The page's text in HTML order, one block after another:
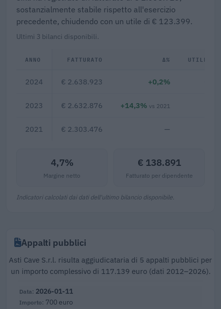
sostanzialmente stabile rispetto all'esercizio
precedente, chiudendo con un utile di € 123.399.
Ultimi 3 bilanci disponibili.
ANNO FATTURATO Δ% UTILE/
2024 € 2.638.923 +0,2%
2023 € 2.632.876 +14,3% vs 2021
2021 € 2.303.476 —
4,7%
Margine netto
€ 138.891
Fatturato per dipendente
Indicatori calcolati dai dati dell'ultimo bilancio disponibile.
Appalti pubblici
Asti Cave S.r.l. risulta aggiudicataria di 5 appalti pubblici per
un importo complessivo di 117.139 euro (dati 2012–2026).
2026-01-11
700 euro